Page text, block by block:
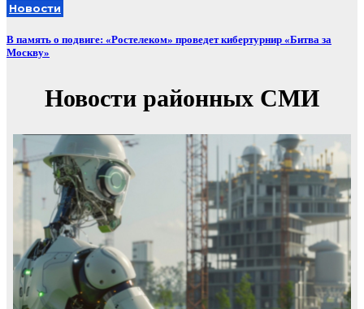
Новости
В память о подвиге: «Ростелеком» проведет кибертурнир «Битва за
Москву»